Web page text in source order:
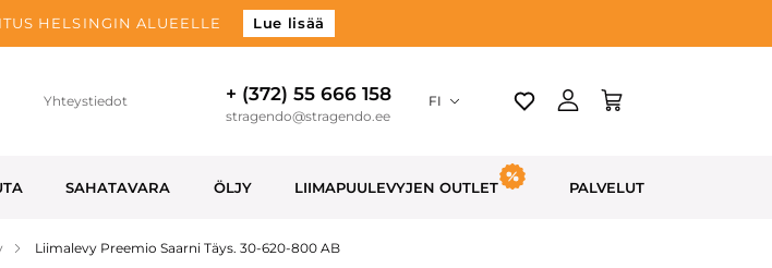
HELSINGIN ALUEELLE Lue lisää
Yhteystiedot + (372) 55 666 158
stragendo@stragendo.ee
FI
SAHATAVARA ÖLJY LIIMAPUULEVYJEN OUTLET PALVELUT
Liimalevy Preemio Saarni Täys. 30-620-800 AB